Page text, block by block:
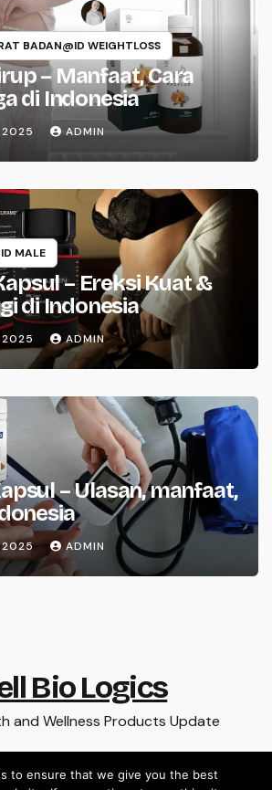
BADAN@ID WEIGHTLOSS
– Manfaat, Cara
di Indonesia
2025 ADMIN
MALE
– Ereksi Kuat &
di Indonesia
2025 ADMIN
– Ulasan, manfaat,
2025 ADMIN
Bio Logics
and Wellness Products Update
to ensure that we give you the best